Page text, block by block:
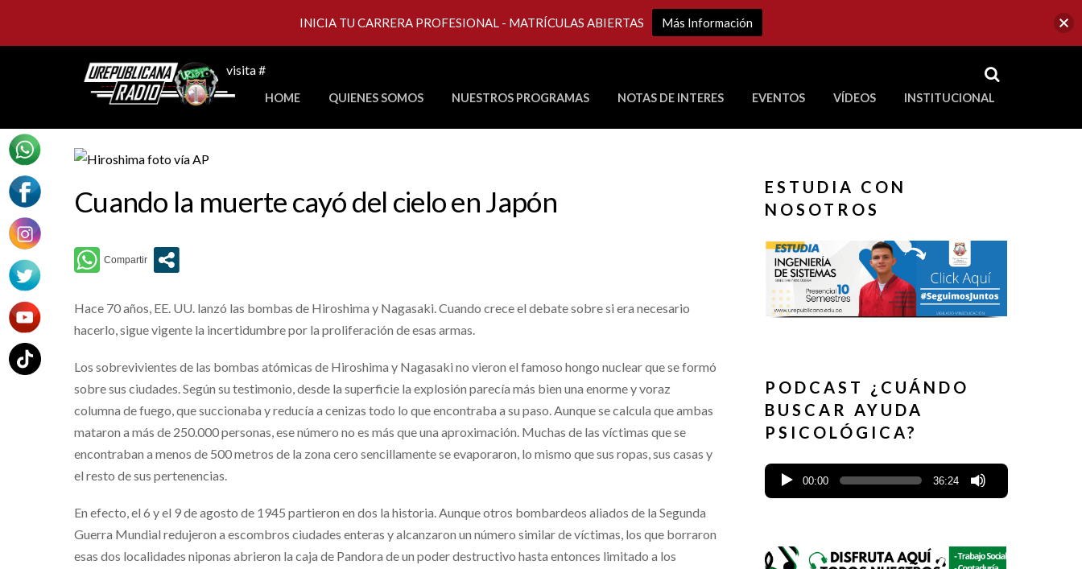
visita # RSS
HOME QUIENES SOMOS NUESTROS PROGRAMAS NOTAS DE INTERES EVENTOS VÍDEOS INSTITUCIONAL
Cuando la muerte cayó del cielo en Japón
Hace 70 años, EE. UU. lanzó las bombas de Hiroshima y Nagasaki. Cuando crece el debate sobre si era necesario
hacerlo, sigue vigente la incertidumbre por la proliferación de esas armas.
Los sobrevivientes de las bombas atómicas de Hiroshima y Nagasaki no vieron el famoso hongo nuclear que se formó
sobre sus ciudades. Según su testimonio, desde la superficie la explosión parecía más bien una enorme y voraz
columna de fuego, que succionaba y reducía a cenizas todo lo que encontraba a su paso. Aunque se calcula que ambas
mataron a más de 250.000 personas, ese número no es más que una aproximación. Muchas de las víctimas que se
encontraban a menos de 500 metros de la zona cero sencillamente se evaporaron, lo mismo que sus ropas, sus casas y
el resto de sus pertenencias.
En efecto, el 6 y el 9 de agosto de 1945 partieron en dos la historia. Aunque otros bombardeos aliados de la Segunda
Guerra Mundial redujeron a escombros ciudades enteras y alcanzaron un número similar de víctimas, los que borraron
esas dos localidades niponas abrieron la caja de Pandora de un poder destructivo hasta entonces limitado a los
ESTUDIA CON
NOSOTROS
PODCAST ¿CUÁNDO
BUSCAR AYUDA
PSICOLÓGICA?
00:00 36:24
INICIA TU CARRERA PROFESIONAL - MATRÍCULAS ABIERTAS Más Información